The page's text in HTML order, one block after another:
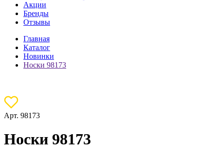
Акции
Бренды
Отзывы
Главная
Каталог
Новинки
Носки 98173
Арт. 98173
Носки 98173